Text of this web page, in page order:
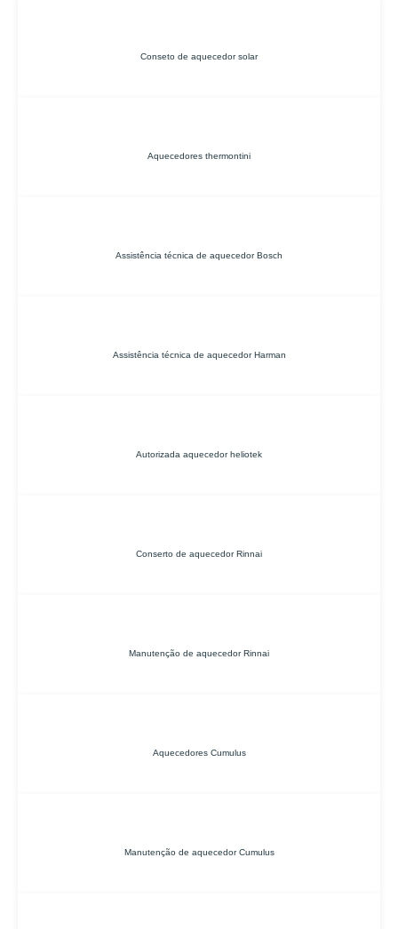
Conseto de aquecedor solar
Aquecedores thermontini
Assistência técnica de aquecedor Bosch
Assistência técnica de aquecedor Harman
Autorizada aquecedor heliotek
Conserto de aquecedor Rinnai
Manutenção de aquecedor Rinnai
Aquecedores Cumulus
Manutenção de aquecedor Cumulus